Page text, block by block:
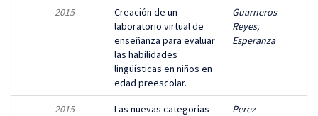
2015
Creación de un
laboratorio virtual de
enseñanza para evaluar
las habilidades
lingüísticas en niños en
edad preescolar.
Guarneros
Reyes,
Esperanza
2015
Las nuevas categorías
Perez